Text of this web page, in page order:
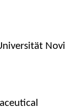
Novi